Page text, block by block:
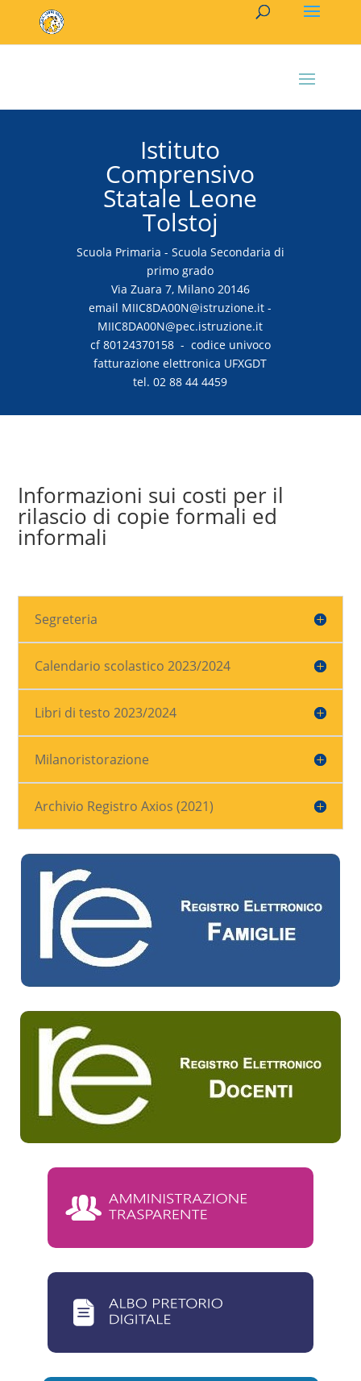
Istituto
Comprensivo
Statale Leone
Tolstoj
Scuola Primaria - Scuola Secondaria di
primo grado
Via Zuara 7, Milano 20146
email MIIC8DA00N@istruzione.it -
MIIC8DA00N@pec.istruzione.it
cf 80124370158 - codice univoco
fatturazione elettronica UFXGDT
tel. 02 88 44 4459
Informazioni sui costi per il
rilascio di copie formali ed
informali
Segreteria
Calendario scolastico 2023/2024
Libri di testo 2023/2024
Milanoristorazione
Archivio Registro Axios (2021)